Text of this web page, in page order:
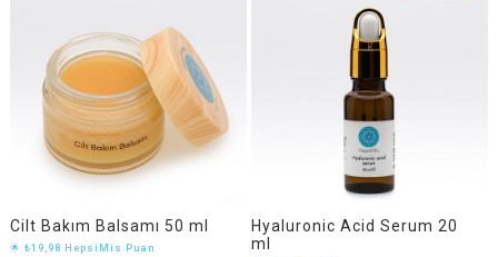
Cilt Bakım Balsamı 50 ml
🌟 ₺19,98 HepsiMis Puan
Hyaluronic Acid Serum 20
ml